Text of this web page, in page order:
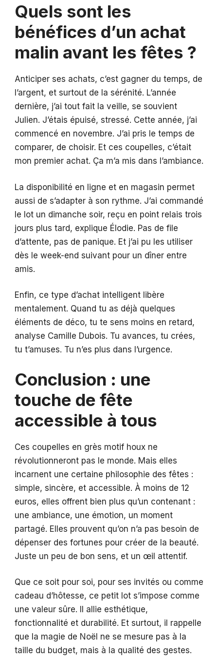
Quels sont les
bénéfices d’un achat
malin avant les fêtes ?
Anticiper ses achats, c’est gagner du temps, de
l’argent, et surtout de la sérénité. L’année
dernière, j’ai tout fait la veille, se souvient
Julien. J’étais épuisé, stressé. Cette année, j’ai
commencé en novembre. J’ai pris le temps de
comparer, de choisir. Et ces coupelles, c’était
mon premier achat. Ça m’a mis dans l’ambiance.
La disponibilité en ligne et en magasin permet
aussi de s’adapter à son rythme. J’ai commandé
le lot un dimanche soir, reçu en point relais trois
jours plus tard, explique Élodie. Pas de file
d’attente, pas de panique. Et j’ai pu les utiliser
dès le week-end suivant pour un dîner entre
amis.
Enfin, ce type d’achat intelligent libère
mentalement. Quand tu as déjà quelques
éléments de déco, tu te sens moins en retard,
analyse Camille Dubois. Tu avances, tu crées,
tu t’amuses. Tu n’es plus dans l’urgence.
Conclusion : une
touche de fête
accessible à tous
Ces coupelles en grès motif houx ne
révolutionneront pas le monde. Mais elles
incarnent une certaine philosophie des fêtes :
simple, sincère, et accessible. À moins de 12
euros, elles offrent bien plus qu’un contenant :
une ambiance, une émotion, un moment
partagé. Elles prouvent qu’on n’a pas besoin de
dépenser des fortunes pour créer de la beauté.
Juste un peu de bon sens, et un œil attentif.
Que ce soit pour soi, pour ses invités ou comme
cadeau d’hôtesse, ce petit lot s’impose comme
une valeur sûre. Il allie esthétique,
fonctionnalité et durabilité. Et surtout, il rappelle
que la magie de Noël ne se mesure pas à la
taille du budget, mais à la qualité des gestes.